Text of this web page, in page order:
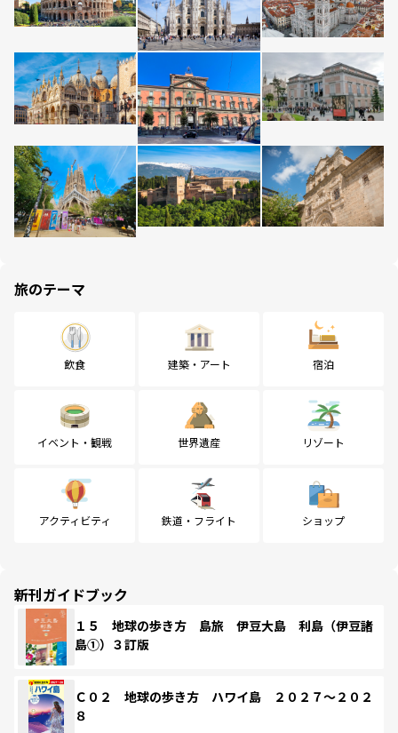
旅のテーマ
飲食 建築・アート 宿泊
イベント・観戦 世界遺産 リゾート
アクティビティ 鉄道・フライト ショップ
新刊ガイドブック
１５ 地球の歩き方 島旅 伊豆大島 利島（伊豆諸
島①）３訂版
Ｃ０２ 地球の歩き方 ハワイ島 ２０２７～２０２
８